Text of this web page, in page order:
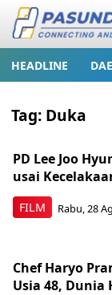
HEADLINE
Tag: Duka
FILM
PD Lee Joo
usai
Rabu, 28
Chef Haryo
Usia 48, Dunia